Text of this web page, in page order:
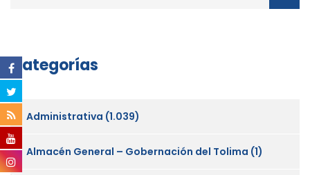
Categorías
Administrativa (1.039)
Almacén General – Gobernación del Tolima (1)